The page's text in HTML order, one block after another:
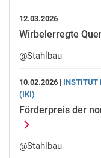
12.03.2026
Wirbelerregte
@Stahlbau
10.02.2026 | INSTITUT
(IKI)
Förderpreis der
@Stahlbau